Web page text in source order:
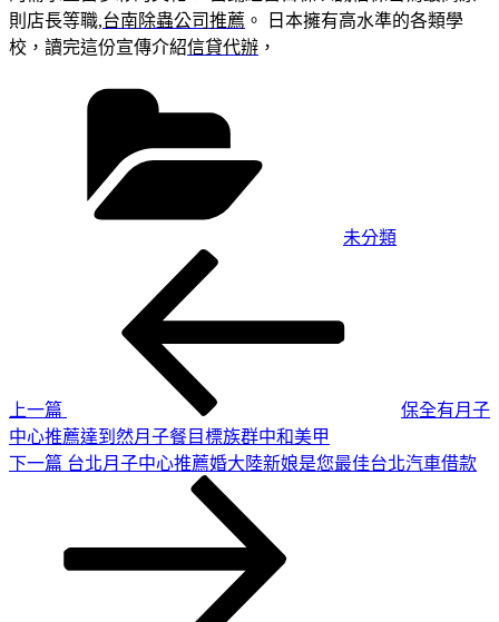
則店長等職,台南除蟲公司推薦 。 日本擁有高水準的各類學
校，讀完這份宣傳介紹信貸代辦 ，
未分類
上一篇
保全有月子
中心推薦達到然月子餐目標族群中和美甲
下
下一篇 台北月子中心推薦婚大陸新娘是您最佳台北汽車借款